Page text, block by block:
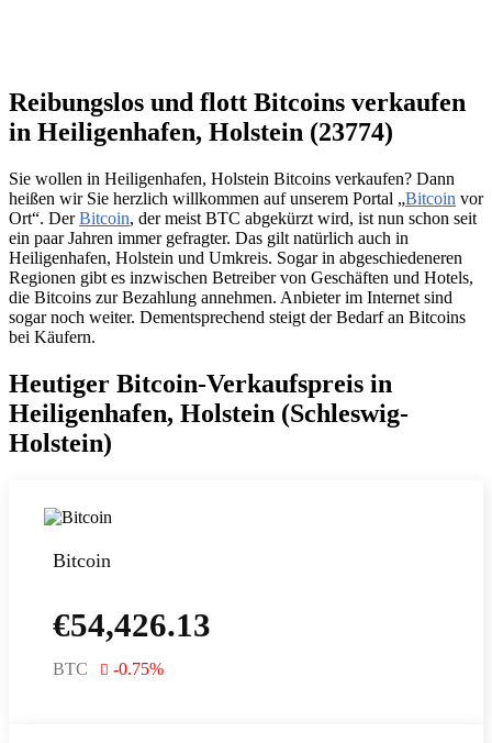
Reibungslos und flott Bitcoins verkaufen
in Heiligenhafen, Holstein (23774)
Sie wollen in Heiligenhafen, Holstein Bitcoins verkaufen? Dann
heißen wir Sie herzlich willkommen auf unserem Portal „Bitcoin vor
Ort“. DerBitcoin, der meist BTC abgekürzt wird, ist nun schon seit
ein paar Jahren immer gefragter. Das gilt natürlich auch in
Heiligenhafen, Holstein und Umkreis. Sogar in abgeschiedeneren
Regionen gibt es inzwischen Betreiber von Geschäften und Hotels,
die Bitcoins zur Bezahlung annehmen. Anbieter im Internet sind
sogar noch weiter. Dementsprechend steigt der Bedarf an Bitcoins
bei Käufern.
Heutiger Bitcoin-Verkaufspreis in
Heiligenhafen, Holstein (Schleswig-
Holstein)
Bitcoin
€54,426.13
BTC -0.75%